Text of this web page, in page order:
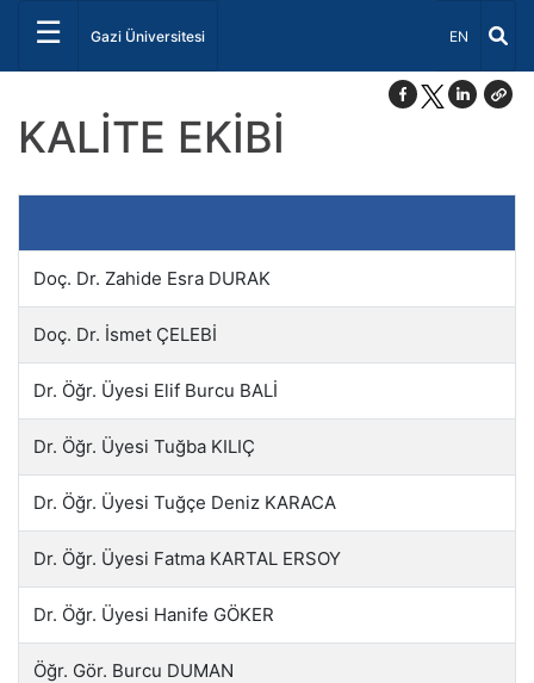
☰ Gazi Üniversitesi Dil Seçiniz
EN
KALİTE EKİBİ
Doç. Dr. Zahide Esra DURAK
Doç. Dr. İsmet ÇELEBİ
Dr. Öğr. Üyesi Elif Burcu BALİ
Dr. Öğr. Üyesi Tuğba KILIÇ
Dr. Öğr. Üyesi Tuğçe Deniz KARACA
Dr. Öğr. Üyesi Fatma KARTAL ERSOY
Dr. Öğr. Üyesi Hanife GÖKER
Öğr. Gör. Burcu DUMAN